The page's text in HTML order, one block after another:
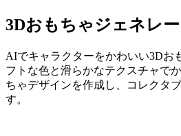
3Dおもちゃジェネレ
AIでキャラクターをかわいい3Dお
フトな色と滑らかなテクスチャで
ちゃデザインを作成し、コレクタ
す。